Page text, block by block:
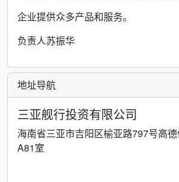
企业提供众多产品和服务。
负责人苏振华
地址导航
三亚舰行投资有限公司
海南省三亚市吉阳区榆亚路797号高
A81室